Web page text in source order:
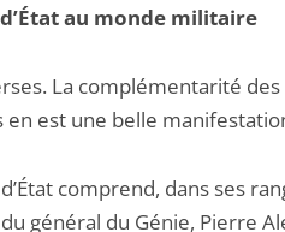
au monde militaire
La complémentarité des
est une belle
comprend, dans ses
général du Génie, Pierre